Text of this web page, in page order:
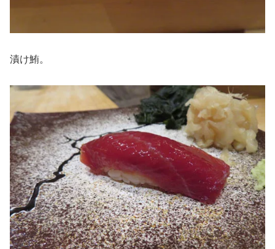
漬け鮪。